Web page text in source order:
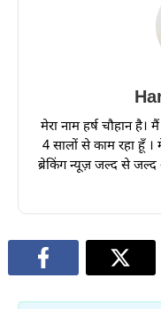
मेरा नाम हर्ष चौहान
4 सालों से काम रहा हूँ
ब्रेकिंग न्यूज़ जल्द से